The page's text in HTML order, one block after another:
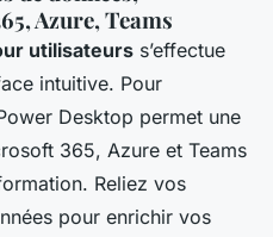
Azure, Teams
utilisateurs s’effectue
intuitive. Pour
Desktop permet une
365, Azure et Teams
Reliez vos
pour enrichir vos